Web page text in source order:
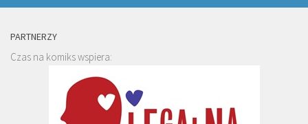
PARTNERZY
Czas na komiks wspiera: